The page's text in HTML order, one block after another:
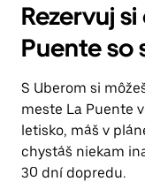
Rezervuj
Puente so
S Uberom si
meste La Puente
letisko, máš v
chystáš niekam
30 dní dopredu.